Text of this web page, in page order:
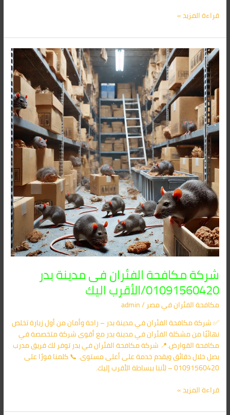
قراءة المزيد »
شركة مكافحة الفئران فى مدينة بدر
01091560420/الأقرب اليك
مكافحة الفئران​ في مصر/
admin
✅ شركة مكافحة الفئران في مدينة بدر – راحة وأمان من أول زيارة تخلص
نهائيًا من مشكلة الفئران في مدينة بدر مع أقوى شركة متخصصة في
مكافحة القوارض.📍 شركة مكافحة الفئران في بدر توفر لك فريق مدرب
يصل خلال دقائق ويقدم خدمة على أعلى مستوى. 📞 كلمنا فورًا على
01091560420 – لأننا ببساطة الأقرب إليك.
شركة
مكافحة
الفئران
فى
مدينة
بدر
01091560420/
الأقرب
اليك
قراءة المزيد »